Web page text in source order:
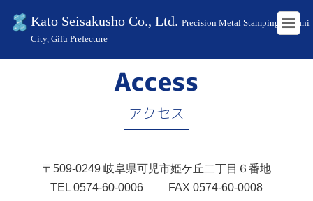
Kato Seisakusho Co., Ltd. Precision Metal Stamping in Kani
City, Gifu Prefecture
HOME
Access
アクセス
〒509-0249 岐阜県可児市姫ケ丘二丁目６番地
TEL 0574-60-0006 FAX 0574-60-0008